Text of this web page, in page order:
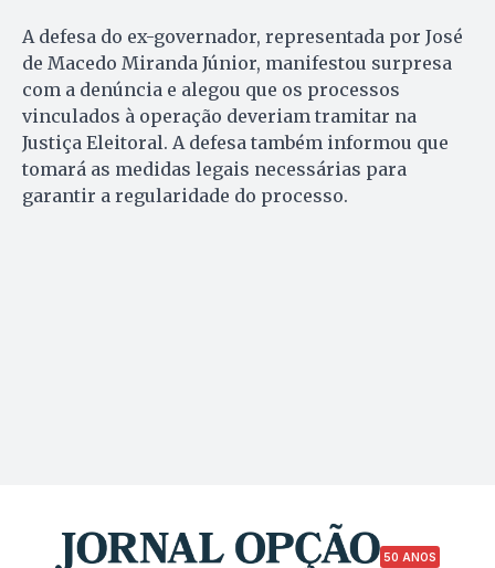
A defesa do ex-governador, representada por José
de Macedo Miranda Júnior, manifestou surpresa
com a denúncia e alegou que os processos
vinculados à operação deveriam tramitar na
Justiça Eleitoral. A defesa também informou que
tomará as medidas legais necessárias para
garantir a regularidade do processo.
50 ANOS